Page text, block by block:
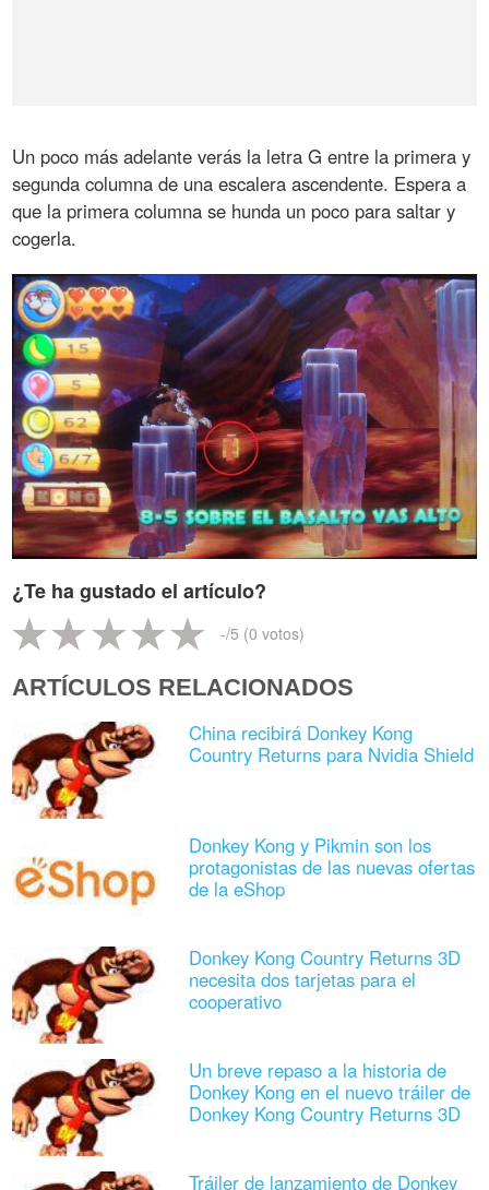
Un poco más adelante verás la letra G entre la primera y
segunda columna de una escalera ascendente. Espera a
que la primera columna se hunda un poco para saltar y
cogerla.
¿Te ha gustado el artículo?
-/5 (0 votos)
ARTÍCULOS RELACIONADOS
China recibirá Donkey Kong
Country Returns para Nvidia Shield
Donkey Kong y Pikmin son los
protagonistas de las nuevas ofertas
de la eShop
Donkey Kong Country Returns 3D
necesita dos tarjetas para el
cooperativo
Un breve repaso a la historia de
Donkey Kong en el nuevo tráiler de
Donkey Kong Country Returns 3D
Tráiler de lanzamiento de Donkey